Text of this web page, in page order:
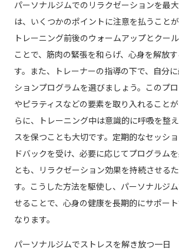
パーソナルジムでのリラクゼーションを最
は、いくつかのポイントに注意を払うことが
トレーニング前後のウォームアップとクー
ことで、筋肉の緊張を和らげ、心身を解放
す。また、トレーナーの指導の下で、自分
ションプログラムを選びましょう。このプ
やピラティスなどの要素を取り入れること
らに、トレーニング中は意識的に呼吸を整
スを保つことも大切です。定期的なセッシ
ドバックを受け、必要に応じてプログラム
とも、リラクゼーション効果を持続させる
す。こうした方法を駆使し、パーソナルジ
せることで、心身の健康を長期的にサポー
なります。
パーソナルジムでストレスを解き放つ一日